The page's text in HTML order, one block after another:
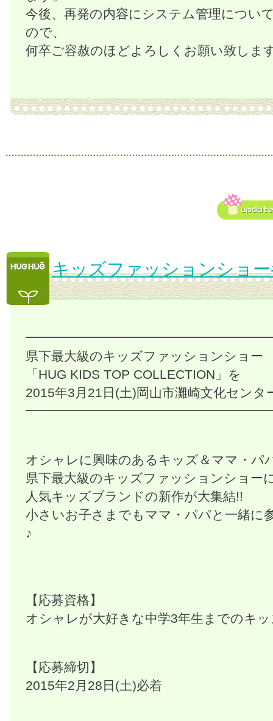
今後、再発の内容にシステム管理につい
ので、
何卒ご容赦のほどよろしくお願い致しま
キッズファッションショ
県下最大級のキッズファッションショー
「HUG KIDS TOP COLLECTION」を
2015年3月21日(土)岡山市灘崎文化センタ
オシャレに興味のあるキッズ＆ママ・パ
県下最大級のキッズファッションショー
人気キッズブランドの新作が大集結!!
小さいお子さまでもママ・パパと一緒に
♪
【応募資格】
オシャレが大好きな中学3年生までのキ
【応募締切】
2015年2月28日(土)必着